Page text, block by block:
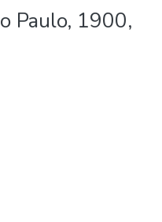
Paulo, 1900,